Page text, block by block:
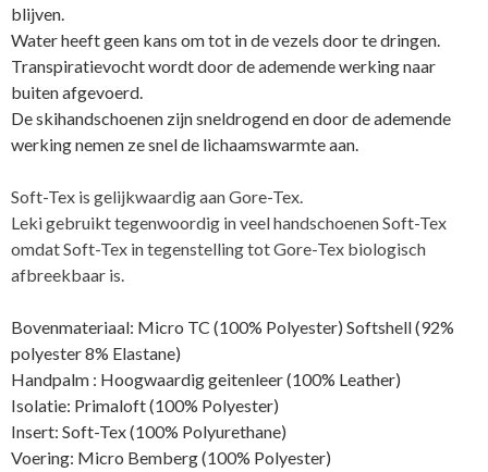
blijven.
Water heeft geen kans om tot in de vezels door te dringen.
Transpiratievocht wordt door de ademende werking naar
buiten afgevoerd.
De skihandschoenen zijn sneldrogend en door de ademende
werking nemen ze snel de lichaamswarmte aan.
Soft-Tex is gelijkwaardig aan Gore-Tex.
Leki gebruikt tegenwoordig in veel handschoenen Soft-Tex
omdat Soft-Tex in tegenstelling tot Gore-Tex biologisch
afbreekbaar is.
Bovenmateriaal: Micro TC (100% Polyester) Softshell (92%
polyester 8% Elastane)
Handpalm : Hoogwaardig geitenleer (100% Leather)
Isolatie: Primaloft (100% Polyester)
Insert: Soft-Tex (100% Polyurethane)
Voering: Micro Bemberg (100% Polyester)